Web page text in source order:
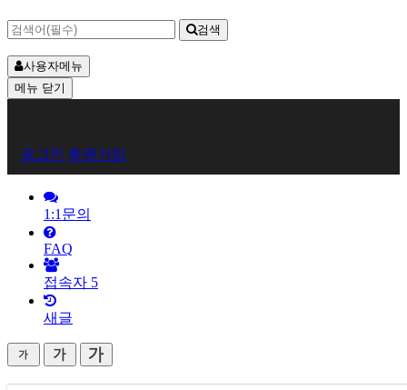
검색
사용자메뉴
메뉴 닫기
원
로
그
인
로그인 회원가입
1:1문의
FAQ
접속자 5
새글